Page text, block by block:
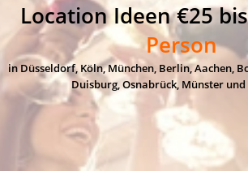
Location Ideen €25
Person
in Düsseldorf, Köln, München, Berlin, Aachen,
Duisburg, Osnabrück, Münster